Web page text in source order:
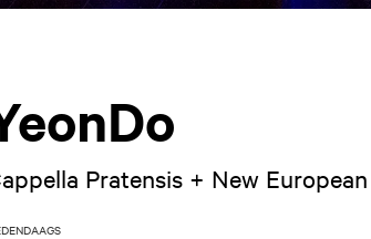
Pratensis + New